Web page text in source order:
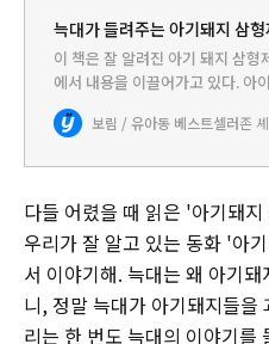
늑대가 들려주는 아기돼지 삼
이 책은 잘 알려진 아기 돼지 삼
에서 내용을 이끌어가고 있다. 아
있는 기회를 제공하고 있고 다양
보림 / 유아동 베스트셀러존
다들 어렸을 때 읽은 '아기돼
우리가 잘 알고 있는 동화 '아
서 이야기해. 늑대는 왜 아기
니, 정말 늑대가 아기돼지들을
리는 한 번도 늑대의 이야기를